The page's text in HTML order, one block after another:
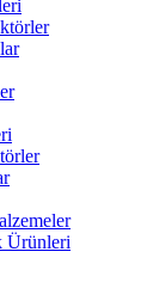
Ürünleri